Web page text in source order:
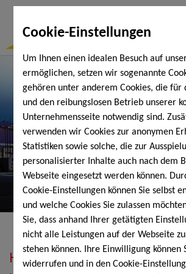
Cookie-Einstellungen
Um Ihnen einen idealen Besuch auf
ermöglichen, setzen wir sogenannte
gehören unter anderem Cookies, die für
und den reibungslosen Betrieb unserer
Unternehmensseite notwendig sind.
verwenden wir Cookies zur anonymen
Statistiken sowie solche, die zur
personalisierter Inhalte auch nach dem
Webseite eingesetzt werden können.
Cookie-Einstellungen können Sie selbst
und welche Cookies Sie zulassen
Sie, dass anhand Ihrer getätigten
nicht alle Leistungen auf der Webseite
stehen können. Ihre Einwilligung können
widerrufen und in den Cookie-
Heizöl, Diesel,